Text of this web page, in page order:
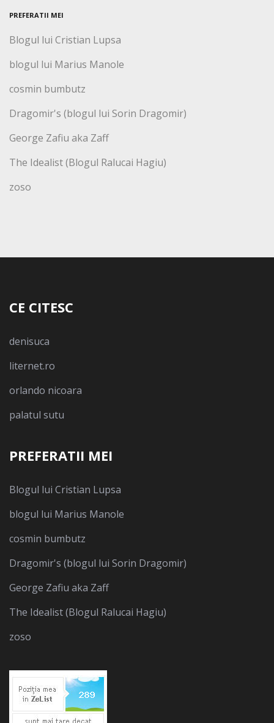
PREFERATII MEI
Blogul lui Cristian Lupsa
blogul lui Marius Manole
cosmin bumbutz
Dragomir's (blogul lui Sorin Dragomir)
George Zafiu aka Zaff
The Idealist (Blogul Ralucai Hagiu)
zoso
CE CITESC
denisuca
liternet.ro
orlando nicoara
palatul sutu
PREFERATII MEI
Blogul lui Cristian Lupsa
blogul lui Marius Manole
cosmin bumbutz
Dragomir's (blogul lui Sorin Dragomir)
George Zafiu aka Zaff
The Idealist (Blogul Ralucai Hagiu)
zoso